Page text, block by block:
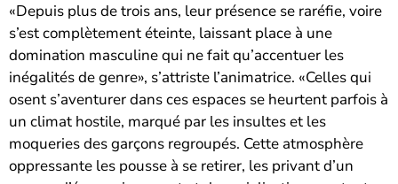
«Depuis plus de trois ans, leur présence se raréfie, voire
s’est complètement éteinte, laissant place à une
domination masculine qui ne fait qu’accentuer les
inégalités de genre», s’attriste l’animatrice. «Celles qui
osent s’aventurer dans ces espaces se heurtent parfois à
un climat hostile, marqué par les insultes et les
moqueries des garçons regroupés. Cette atmosphère
oppressante les pousse à se retirer, les privant d’un